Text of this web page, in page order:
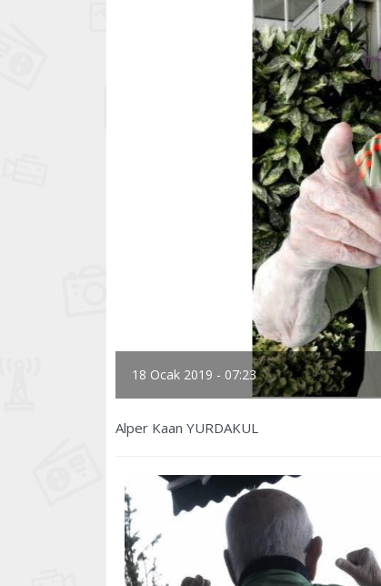
18 Ocak 2019 - 07:23
Alper Kaan YURDAKUL